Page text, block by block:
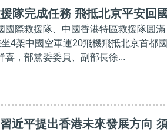
隊完成任務 飛抵北京平安回
際救援隊、中國香港特區救援隊圓滿
4架中國空軍運20飛機飛抵北京首都國
喜，部黨委委員、副部長徐...
近平提出香港未來發展方向